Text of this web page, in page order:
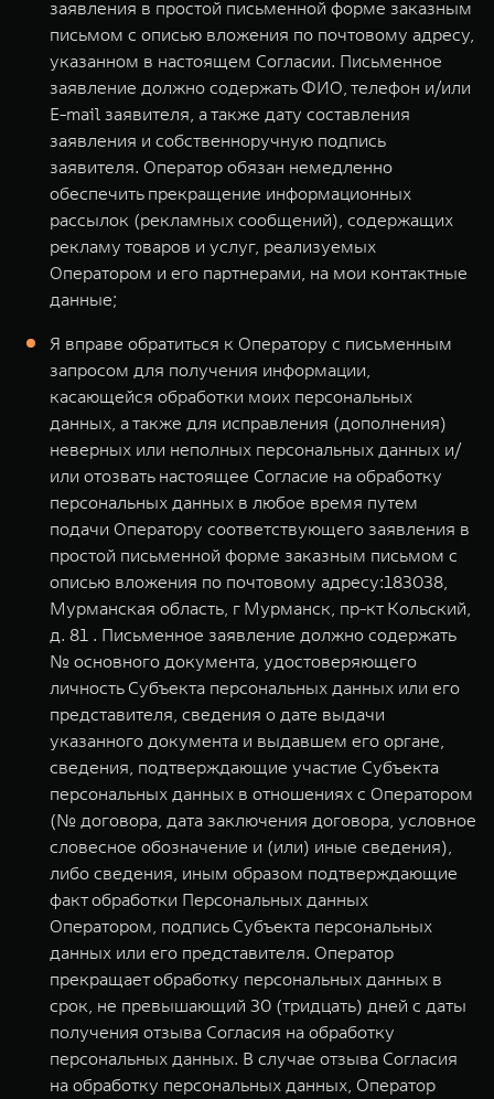
заявления в простой письменной форме заказным
письмом с описью вложения по почтовому адресу,
указанном в настоящем Согласии. Письменное
заявление должно содержать ФИО, телефон и/или
E-mail заявителя, а также дату составления
заявления и собственноручную подпись
заявителя. Оператор обязан немедленно
обеспечить прекращение информационных
рассылок (рекламных сообщений), содержащих
рекламу товаров и услуг, реализуемых
Оператором и его партнерами, на мои контактные
данные;
Я вправе обратиться к Оператору с письменным
запросом для получения информации,
касающейся обработки моих персональных
данных, а также для исправления (дополнения)
неверных или неполных персональных данных и/
или отозвать настоящее Согласие на обработку
персональных данных в любое время путем
подачи Оператору соответствующего заявления в
простой письменной форме заказным письмом с
описью вложения по почтовому адресу:183038,
Мурманская область, г Мурманск, пр-кт Кольский,
д. 81 . Письменное заявление должно содержать
№ основного документа, удостоверяющего
личность Субъекта персональных данных или его
представителя, сведения о дате выдачи
указанного документа и выдавшем его органе,
сведения, подтверждающие участие Субъекта
персональных данных в отношениях с Оператором
(№ договора, дата заключения договора, условное
словесное обозначение и (или) иные сведения),
либо сведения, иным образом подтверждающие
факт обработки Персональных данных
Оператором, подпись Субъекта персональных
данных или его представителя. Оператор
прекращает обработку персональных данных в
срок, не превышающий 30 (тридцать) дней с даты
получения отзыва Согласия на обработку
персональных данных. В случае отзыва Согласия
на обработку персональных данных, Оператор